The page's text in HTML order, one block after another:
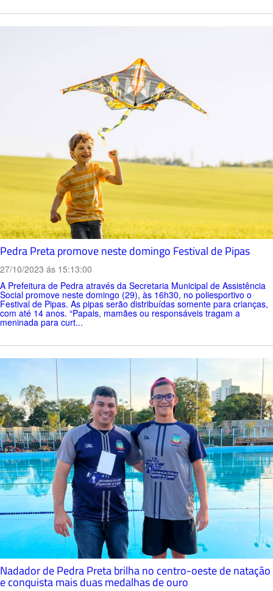
Pedra Preta promove neste domingo Festival de Pipas
27/10/2023 ás 15:13:00
A Prefeitura de Pedra através da Secretaria Municipal de Assistência
Social promove neste domingo (29), às 16h30, no poliesportivo o
Festival de Pipas. As pipas serão distribuídas somente para crianças,
com até 14 anos. “Papais, mamães ou responsáveis tragam a
meninada para curt...
Nadador de Pedra Preta brilha no centro-oeste de natação
e conquista mais duas medalhas de ouro